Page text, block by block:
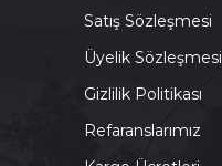
Satış Sözleşmesi
Üyelik Sözleşmesi
Gizlilik Politikası
Refaranslarımız